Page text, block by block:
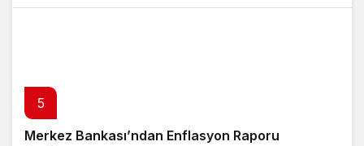
5
Merkez Bankası’ndan Enflasyon Raporu